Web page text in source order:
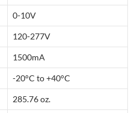
0-10V
120-277V
1500mA
-20°C to +40°C
285.76 oz.